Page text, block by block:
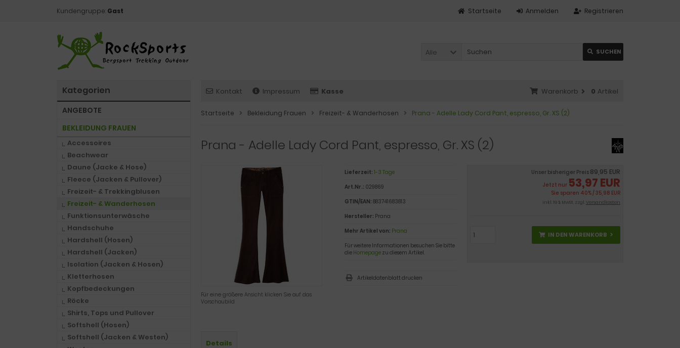
Kundengruppe: Gast Registrieren
Anmelden
Startseite
Alle SUCHEN
Kontakt Impressum Kasse Warenkorb 0 Artikel
Startseite Bekleidung Frauen Freizeit- & Wanderhosen Prana - Adelle Lady Cord Pant, espresso, Gr. XS (2)
Prana - Adelle Lady Cord Pant, espresso, Gr. XS (2)
Für eine größere Ansicht klicken Sie auf das
Vorschaubild
Unser bisheriger Preis 89,95 EUR
Jetzt nur 53,97 EUR
Sie sparen 40% / 35,98 EUR
inkl. 19 % MwSt. zzgl.Versandkosten
IN DEN WARENKORB
Lieferzeit: 1-3 Tage
Art.Nr.: 029869
GTIN/EAN: 883741683813
Hersteller: Prana
Mehr Artikel von: Prana
Für weitere Informationen besuchen Sie bitte
die Homepagezu diesem Artikel.
Artikeldatenblatt drucken
Details
Kategorien
ANGEBOTE
BEKLEIDUNG FRAUEN
Accessoires
Beachwear
Daune (Jacke & Hose)
Fleece (Jacken & Pullover)
Freizeit- & Trekkingblusen
Freizeit- & Wanderhosen
Funktionsunterwäsche
Handschuhe
Hardshell (Hosen)
Hardshell (Jacken)
Isolation (Jacken & Hosen)
Kletterhosen
Kopfbedeckungen
Röcke
Shirts, Tops und Pullover
Softshell (Hosen)
Softshell (Jacken & Westen)